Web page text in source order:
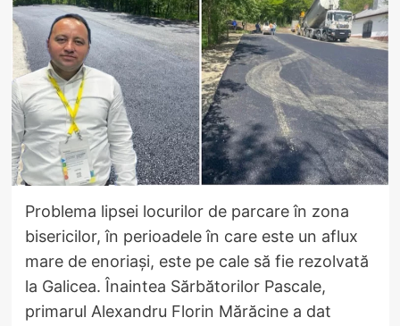
Problema lipsei locurilor de parcare în zona
bisericilor, în perioadele în care este un aflux
mare de enoriași, este pe cale să fie rezolvată
la Galicea. Înaintea Sărbătorilor Pascale,
primarul Alexandru Florin Mărăcine a dat